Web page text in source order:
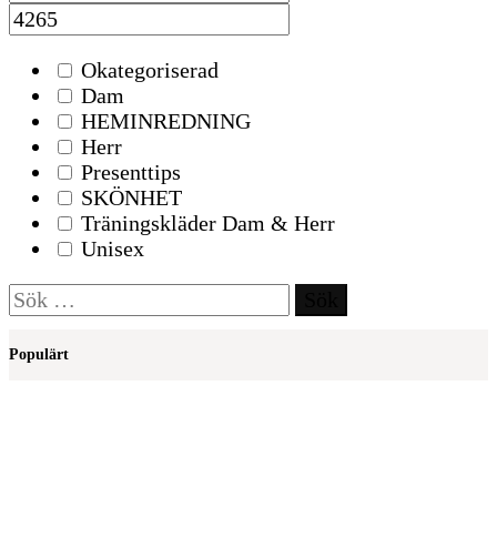
Okategoriserad
Dam
HEMINREDNING
Herr
Presenttips
SKÖNHET
Träningskläder Dam & Herr
Unisex
Sök
efter:
Populärt